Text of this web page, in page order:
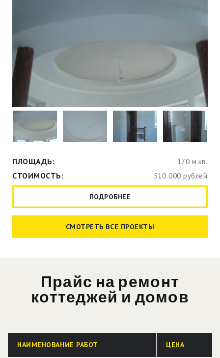
ПЛОЩАДЬ: 170 м.кв.
СТОИМОСТЬ: 510 000 рублей
ПОДРОБНЕЕ
СМОТРЕТЬ ВСЕ ПРОЕКТЫ
Прайс на ремонт
коттеджей и домов
НАИМЕНОВАНИЕ РАБОТ ЦЕНА